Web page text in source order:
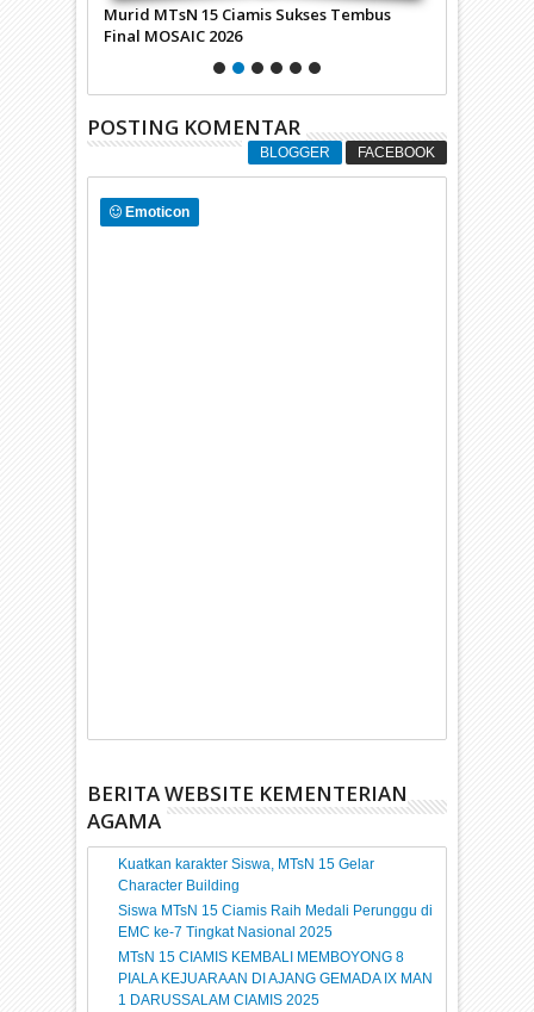
Murid MTsN 15 Ciamis Sukses Tembus
Final MOSAIC 2026
POSTING KOMENTAR
BLOGGER FACEBOOK
Emoticon
BERITA WEBSITE KEMENTERIAN
AGAMA
Kuatkan karakter Siswa, MTsN 15 Gelar
Character Building
Siswa MTsN 15 Ciamis Raih Medali Perunggu di
EMC ke-7 Tingkat Nasional 2025
MTsN 15 CIAMIS KEMBALI MEMBOYONG 8
PIALA KEJUARAAN DI AJANG GEMADA IX MAN
1 DARUSSALAM CIAMIS 2025